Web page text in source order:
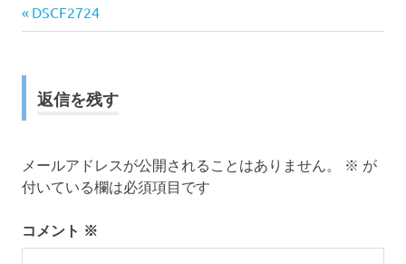
投
ナ
ゲ
シ
前
の
DSCF2724
返信を残す
メールアドレスが公開されることはありません。 ※ が
付いている欄は必須項目です
コメント ※